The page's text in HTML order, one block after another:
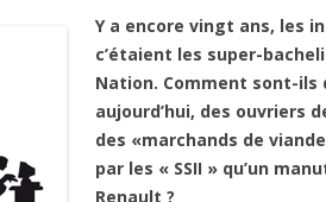
Y a encore vingt ans, les
c’étaient les super-
Nation. Comment sont-ils
aujourd’hui, des ouvriers
des «marchands de
par les « SSII » qu’un
Renault ?